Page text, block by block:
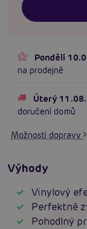
Pondělí
na prodejně
Úterý 11.08.
doručení domů
Možnosti dopravy
Výhody
Vinylový
Perfektně
Pohodlný